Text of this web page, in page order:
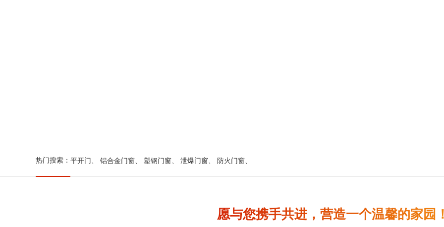
热门搜索： 平开门 铝合金门窗 塑钢门窗 泄爆门窗 防火门窗
愿与您携手共进，营造一个温馨的家园